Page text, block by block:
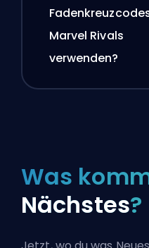
Marvel Rivals
verwenden?
Was
Nächstes?